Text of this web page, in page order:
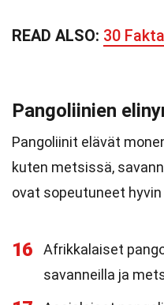
READ ALSO: 30
Pangoliinien
Pangoliinit elävät
kuten metsissä,
ovat sopeutuneet
16
Afrikkalaiset
savanneilla ja